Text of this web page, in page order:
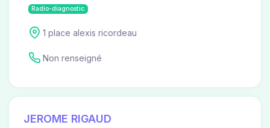
Radio-diagnostic
1 place alexis ricordeau
Non renseigné
JEROME RIGAUD